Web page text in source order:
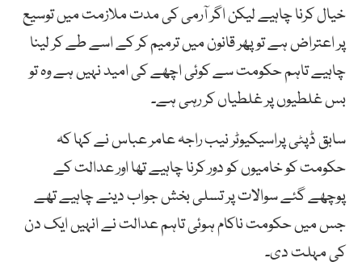
خیال کرنا چاہیے لیکن اگر آرمی کی مدت ملازمت میں توسیع
پر اعتراض ہے تو پھر قانون میں ترمیم کر کے اسے طے کر لینا
چاہیے تاہم حکومت سے کوئی اچھے کی امید نہیں ہے وہ تو
بس غلطیوں پر غلطیاں کر رہی ہے۔
سابق ڈپٹی پراسیکیوٹر نیب راجہ عامر عباس نے کہا کہ
حکومت کو خامیوں کو دور کرنا چاہیے تھا اور عدالت کے
پوچھے گئے سوالات پر تسلی بخش جواب دینے چاہیے تھے
جس میں حکومت ناکام ہوئی تاہم عدالت نے انہیں ایک دن
کی مہلت دی۔